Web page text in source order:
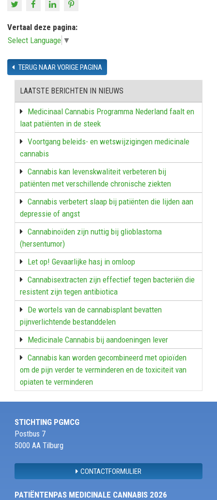
Vertaal deze pagina:
Select Language ▼
TERUG NAAR VORIGE PAGINA
LAATSTE BERICHTEN IN NIEUWS
Medicinaal Cannabis Programma Nederland faalt en
laat patiënten in de steek
Voortgang beleids- en wetswijzigingen medicinale
cannabis
Cannabis kan levenskwaliteit verbeteren bij
patiënten met verschillende chronische ziekten
Cannabis verbetert slaap bij patiënten die lijden aan
depressie of angst
Cannabinoïden zijn nuttig bij glioblastoma
(hersentumor)
Let op! Gevaarlijke hasj in omloop
Cannabisextracten zijn effectief tegen bacteriën die
resistent zijn tegen antibiotica
De wortels van de cannabisplant bevatten
pijnverlichtende bestanddelen
Medicinale Cannabis bij aandoeningen lever
Cannabis kan worden gecombineerd met opioïden
om de pijn verder te verminderen en de toxiciteit van
opiaten te verminderen
STICHTING PGMCG
Postbus 7
5000 AA Tilburg
CONTACTFORMULIER
PATIËNTENPAS MEDICINALE CANNABIS 2026